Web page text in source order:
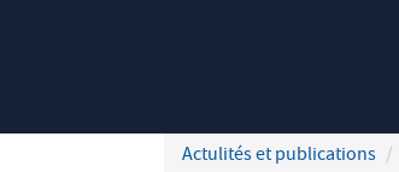
Actulités et publications